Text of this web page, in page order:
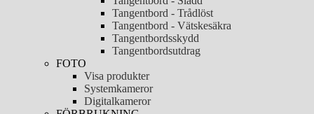
Tangentbord - Trådlöst
Tangentbord - Vätskesäkra
Tangentbordsskydd
Tangentbordsutdrag
FOTO
Visa produkter
Systemkameror
Digitalkameror